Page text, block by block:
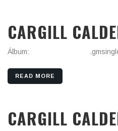
CARGILL
Álbum:
READ MORE
CARGILL